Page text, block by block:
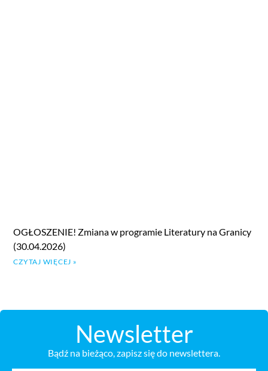
OGŁOSZENIE! Zmiana w programie Literatury na Granicy
(30.04.2026)
CZYTAJ WIĘCEJ »
Newsletter
Bądź na bieżąco, zapisz się do newslettera.